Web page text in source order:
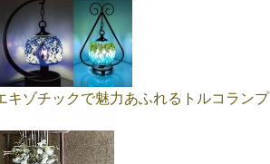
キゾチックで魅力あふれるトルコランプ